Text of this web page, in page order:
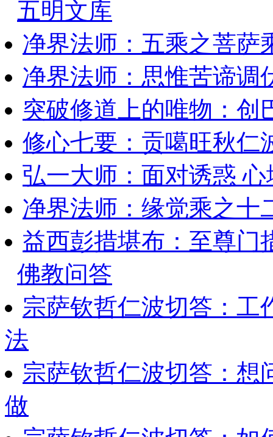
五明文库
净界法师：五乘之菩萨
净界法师：思惟苦谛调
突破修道上的唯物：创
修心七要：贡噶旺秋仁
弘一大师：面对诱惑
净界法师：缘觉乘之
益西彭措堪布：至尊门
佛教问答
宗萨钦哲仁波切答：工
法
宗萨钦哲仁波切答：想
做